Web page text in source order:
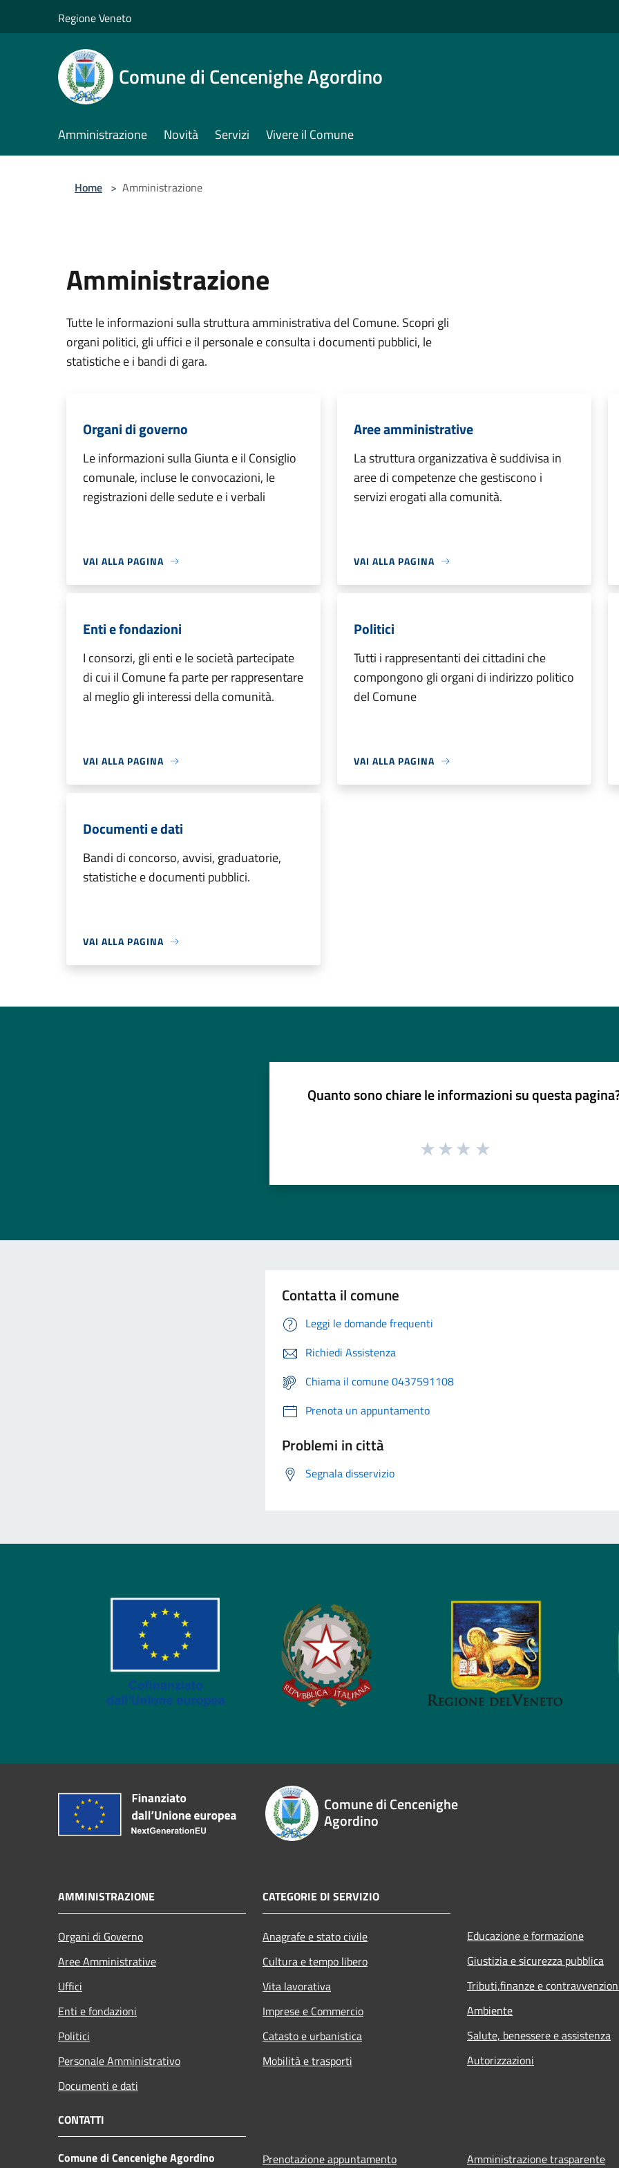
Regione Veneto
Comune di Cencenighe Agordino
Amministrazione Novità Servizi Vivere il Comune
Home > Amministrazione
Amministrazione
Tutte le informazioni sulla struttura amministrativa del Comune. Scopri gli
organi politici, gli uffici e il personale e consulta i documenti pubblici, le
statistiche e i bandi di gara.
Organi di governo
Le informazioni sulla Giunta e il Consiglio
comunale, incluse le convocazioni, le
registrazioni delle sedute e i verbali
VAI ALLA PAGINA
Aree amministrative
La struttura organizzativa è suddivisa in
aree di competenze che gestiscono i
servizi erogati alla comunità.
VAI ALLA PAGINA
Enti e fondazioni
I consorzi, gli enti e le società partecipate
di cui il Comune fa parte per rappresentare
al meglio gli interessi della comunità.
VAI ALLA PAGINA
Politici
Tutti i rappresentanti dei cittadini che
compongono gli organi di indirizzo politico
del Comune
VAI ALLA PAGINA
Documenti e dati
Bandi di concorso, avvisi, graduatorie,
statistiche e documenti pubblici.
VAI ALLA PAGINA
Quanto sono chiare le informazioni su questa
Contatta il comune
Leggi le domande frequenti
Richiedi Assistenza
Chiama il comune 0437591108
Prenota un appuntamento
Problemi in città
Segnala disservizio
Comune di Cencenighe
Agordino
AMMINISTRAZIONE
Organi di Governo
Aree Amministrative
Uffici
Enti e fondazioni
Politici
Personale Amministrativo
Documenti e dati
CATEGORIE DI SERVIZIO
Anagrafe e stato civile
Cultura e tempo libero
Vita lavorativa
Imprese e Commercio
Catasto e urbanistica
Mobilità e trasporti
Educazione e formazione
Giustizia e sicurezza pubblica
Tributi,finanze e
Ambiente
Salute, benessere e assistenza
Autorizzazioni
CONTATTI
Comune di Cencenighe Agordino Prenotazione appuntamento Amministrazione trasparente